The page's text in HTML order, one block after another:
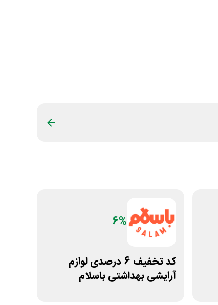
6%
کد تخفیف 6 درصدی لوازم
آرایشی بهداشتی باسلام